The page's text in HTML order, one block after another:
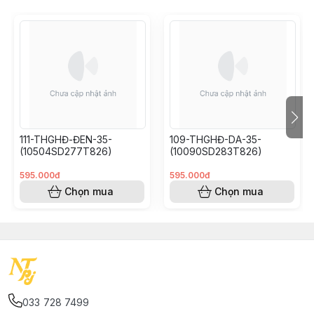
111-THGHĐ-ĐEN-35-
(10504SD277T826)
595.000đ
Chọn mua
109-THGHĐ-DA-35-
(10090SD283T826)
595.000đ
Chọn mua
033 728 7499